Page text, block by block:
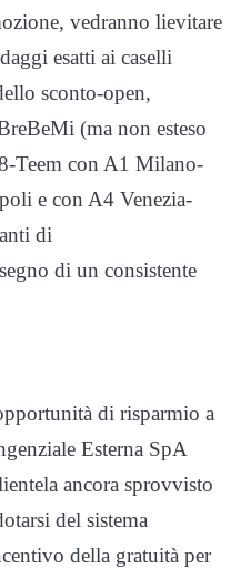
vedranno lievitare
esatti ai caselli
sconto-open,
(ma non esteso
Teem con A1 Milano-
e con A4 Venezia-
di
di un consistente
di risparmio a
Esterna SpA
ancora sprovvisto
del sistema
della gratuità per